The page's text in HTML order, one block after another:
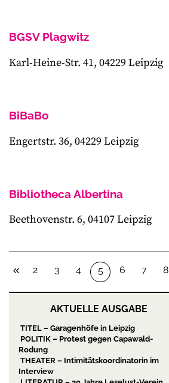
BGSV Plagwitz
Karl-Heine-Str. 41, 04229 Leipzig
BiBaBo
Engertstr. 36, 04229 Leipzig
Bibliotheca Albertina
Beethovenstr. 6, 04107 Leipzig
2 3 4 5 6 7 8
AKTUELLE AUSGABE
TITEL – Garagenhöfe in Leipzig
POLITIK – Protest gegen Capawald-
Rodung
THEATER – Intimitätskoordinatorin im
Interview